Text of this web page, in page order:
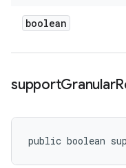
boolean
supportGranular
public boolean